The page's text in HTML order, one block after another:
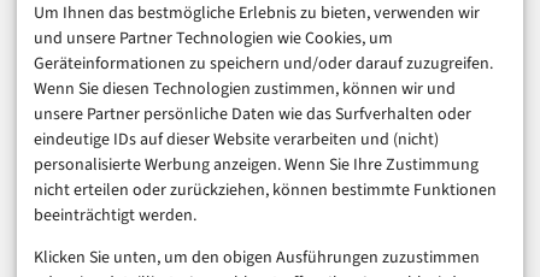
Um Ihnen das bestmögliche Erlebnis zu bieten, verwenden wir
und unsere Partner Technologien wie Cookies, um
Geräteinformationen zu speichern und/oder darauf zuzugreifen.
Wenn Sie diesen Technologien zustimmen, können wir und
unsere Partner persönliche Daten wie das Surfverhalten oder
eindeutige IDs auf dieser Website verarbeiten und (nicht)
personalisierte Werbung anzeigen. Wenn Sie Ihre Zustimmung
nicht erteilen oder zurückziehen, können bestimmte Funktionen
beeinträchtigt werden.
Klicken Sie unten, um den obigen Ausführungen zuzustimmen
Consumer & Digital Life
Marketing
Finanzen & FinTech
Business & Karriere
Sicherheit & Recht
Digitalisierung
Marketing
Magazin